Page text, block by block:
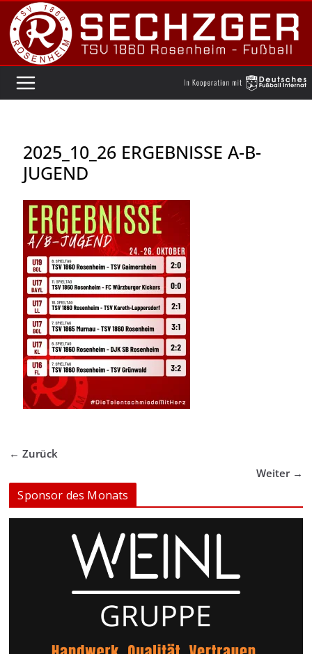
Zum
Inhalt
springen
2025_10_26 ERGEBNISSE A-B-
JUGEND
← Zurück
Weiter →
Sponsor des Monats